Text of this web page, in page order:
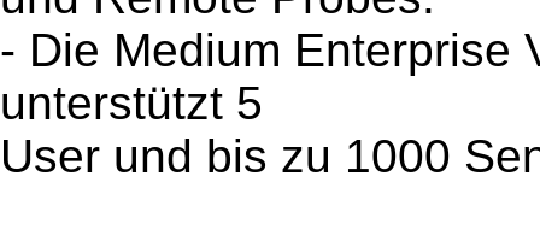
- Die Medium Enterprise
unterstützt 5
User und bis zu 1000